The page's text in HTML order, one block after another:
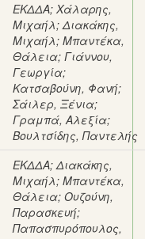
ΕΚΔΔΑ; Χάλαρης,
Μιχαήλ;Διακάκης,
Μιχαήλ; Μπαντέκα,
Θάλεια; Γιάννου,
Γεωργία;
Κατσαβούνη, Φανή;
Σάιλερ, Ξένια;
Γραμπά, Αλεξία;
Βουλτσίδης, Παντελής
ΕΚΔΔΑ;Διακάκης,
Μιχαήλ; Μπαντέκα,
Θάλεια; Ουζούνη,
Παρασκευή;
Παπασπυρόπουλος,